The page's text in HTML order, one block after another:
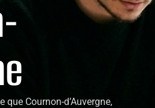
que Cournon-d’Auvergne,